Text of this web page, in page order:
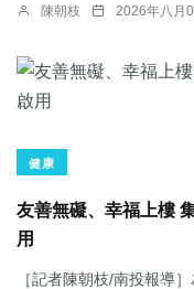
陳朝枝 2026年八月
健康
友善無礙、幸福上樓
用
［記者陳朝枝/南投報導